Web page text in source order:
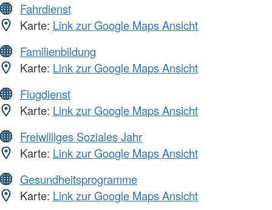
Fahrdienst
Karte: Link zur Google Maps Ansicht
Familienbildung
Karte: Link zur Google Maps Ansicht
Flugdienst
Karte: Link zur Google Maps Ansicht
Freiwilliges Soziales Jahr
Karte: Link zur Google Maps Ansicht
Gesundheitsprogramme
Karte: Link zur Google Maps Ansicht